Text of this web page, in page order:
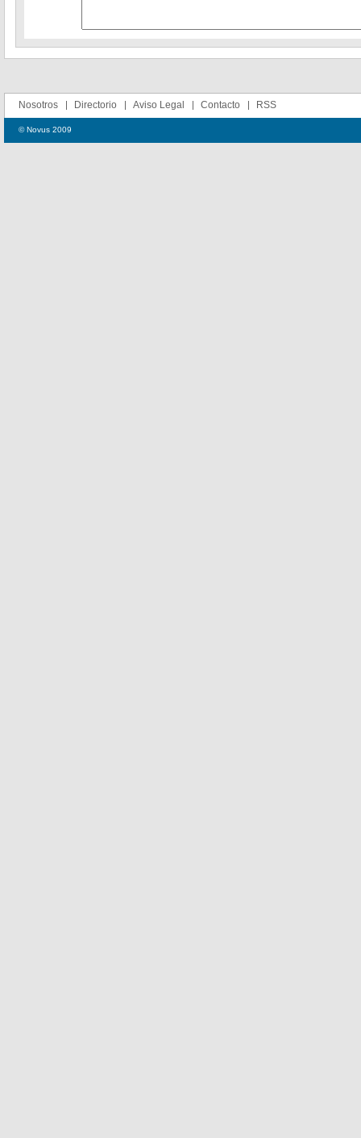
Nosotros Directorio Aviso Legal Contacto RSS
© Novus 2009